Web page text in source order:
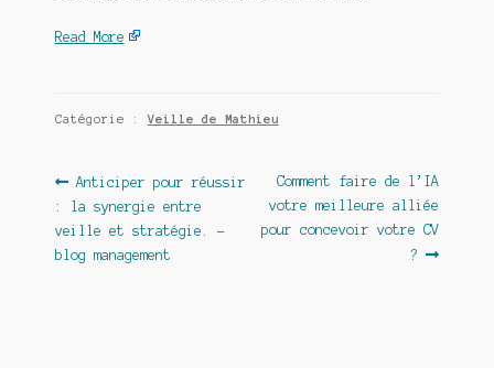
Read More
Catégorie :Veille de Mathieu
Navigation
de
l’article
Article
précédent :
Anticiper pour réussir
: la synergie entre
veille et stratégie. –
blog management
Article
suivant :
Comment faire de l’IA
votre meilleure alliée
pour concevoir votre CV
?